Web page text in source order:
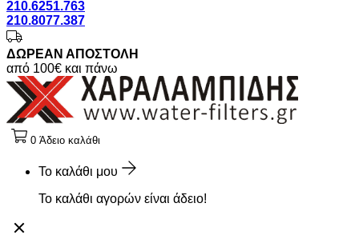
210.6251.763
210.8077.387
ΔΩΡΕΑΝ ΑΠΟΣΤΟΛΗ
από 100€ και πάνω
0 Άδειο καλάθι
Το καλάθι μου
Το καλάθι αγορών είναι άδειο!